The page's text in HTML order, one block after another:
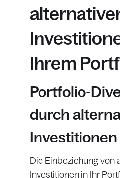
Ihrem
Portfolio-
durch
Investitionen
Die Einbeziehung von
Investitionen in Ihr